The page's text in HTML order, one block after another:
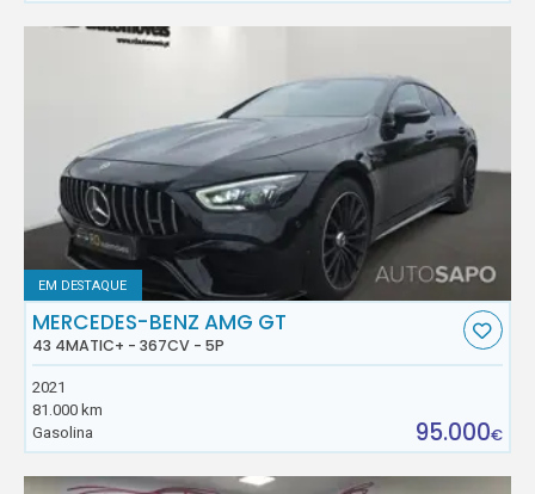
EM DESTAQUE
MERCEDES-BENZ AMG GT
43 4MATIC+ - 367CV - 5P
2021
81.000 km
Gasolina
95.000€